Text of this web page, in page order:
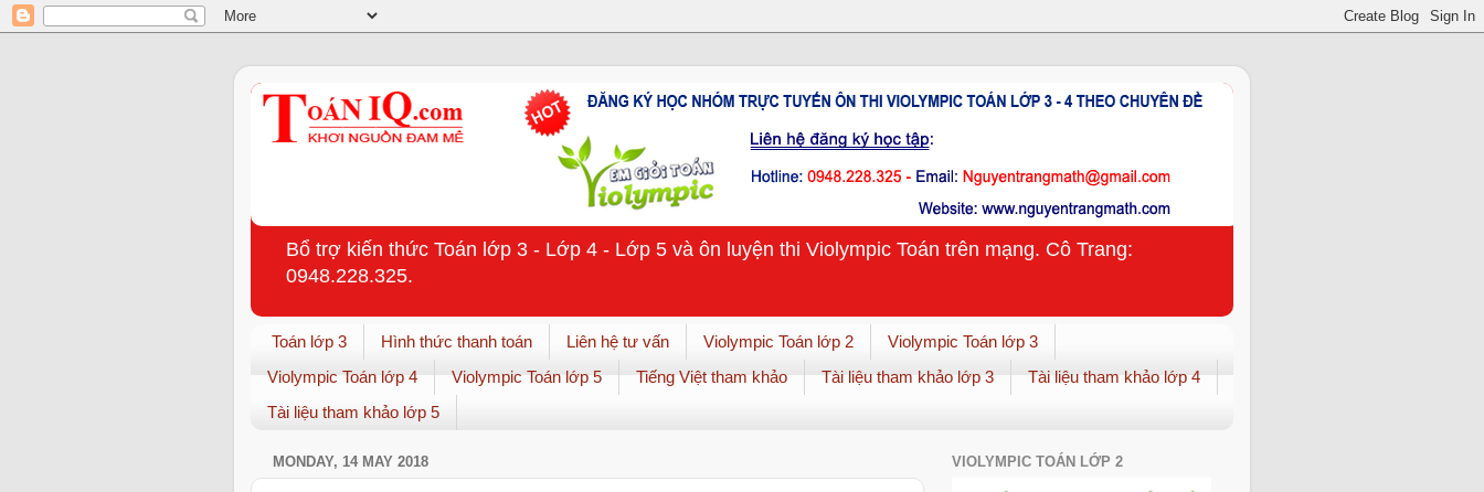
Bổ trợ kiến thức Toán lớp 3 - Lớp 4 - Lớp 5 và ôn luyện thi Violympic Toán trên mạng. Cô Trang:
0948.228.325.
Toán lớp 3 Hình thức thanh toán Liên hệ tư vấn Violympic Toán lớp 2
Violympic Toán lớp 3
Violympic Toán lớp 4
Violympic Toán lớp 5 Tiếng Việt tham khảo Tài liệu tham khảo lớp 3
Tài liệu tham khảo lớp 4
Tài liệu tham khảo lớp 5
MONDAY, 14 MAY 2018 VIOLYMPIC TOÁN LỚP 2